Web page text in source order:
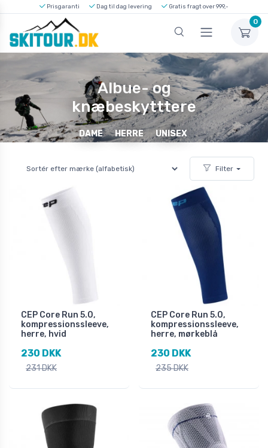
Prisgaranti Dag til dag levering Gratis fragt over 999,-
0
Albue- og
knæbeskytttere
DAME HERRE UNISEX
Filter
CEP Core Run 5.0,
kompressionssleeve,
herre, hvid
230 DKK
231 DKK
CEP Core Run 5.0,
kompressionssleeve,
herre, mørkeblå
230 DKK
235 DKK